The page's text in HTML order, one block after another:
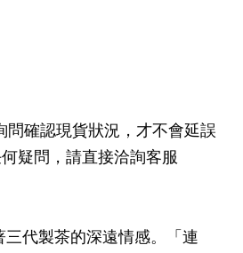
問確認現貨狀況，才不會延誤
疑問，請直接洽詢客服
代製茶的深遠情感。「連